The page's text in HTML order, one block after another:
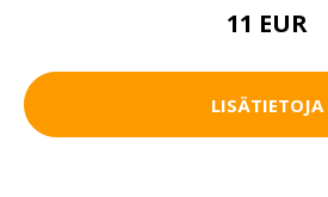
11 EUR
LISÄTIETOJA